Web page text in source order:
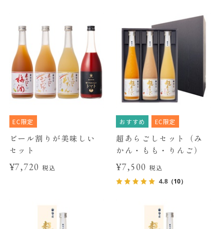
EC限定
ビール割りが美味しい
セット
¥7,720税込
おすすめ EC限定
超あらごしセット（み
かん・もも・りんご）
¥7,500 税込
4.8 （10）